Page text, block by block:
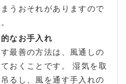
うおそれがありますので
なお手入れ
最善の方法は、風通しの
おくことです。 湿気を取
るし、風を通す手入れの